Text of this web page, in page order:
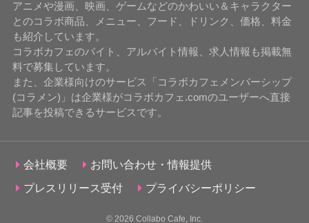
アニメや漫画、映画、ゲームなどのかわいい＆キャラクター
とのコラボ商品、メニュー、フード、ドリンク、価格、料金
も紹介しています。
コラボカフェのバイト、アルバイト情報、求人情報も掲載無
料で募集しています。
また、企業様向けのサービス「コラボカフェメンバーシップ
(コラメン)」は企業様がコラボカフェ.comのユーザーへ直接
記事を投稿できるサービスです。
会社概要
お問い合わせ・情報提供
プレスリリース受付
プライバシーポリシー
© 2026 Collabo Cafe, Inc.